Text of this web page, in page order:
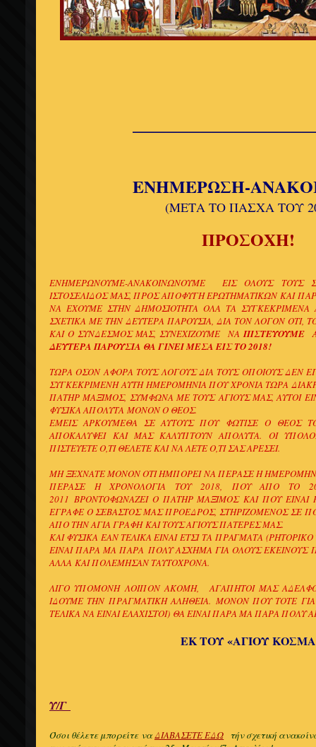
ΕΝΗΜΕΡΩΣΗ-
(ΜΕΤΑ ΤΟ ΠΑΣΧΑ ΤΟΥ
ΠΡΟΣΟΧΗ!
ΕΝΗΜΕΡΩΝΟΥΜΕ-ΑΝΑΚΟΙΝΩΝΟΥΜΕ ΕΙΣ ΟΛΟΥΣ ΤΟΥΣ
ΙΣΤΟΣΕΛΙΔΟΣ ΜΑΣ, ΠΡΟΣ ΑΠΟΦΥΓΗ ΕΡΩΤΗΜΑΤΙΚΩΝ ΚΑΙ
ΝΑ ΕΧΟΥΜΕ ΣΤΗΝ ΔΗΜΟΣΙΟΤΗΤΑ ΟΛΑ ΤΑ ΣΥΓΚΕΚΡΙΜΕΝΑ
ΣΧΕΤΙΚΑ ΜΕ ΤΗΝ ΔΕΥΤΕΡΑ ΠΑΡΟΥΣΙΑ, ΔΙΑ ΤΟΝ ΛΟΓΟΝ
ΚΑΙ Ο ΣΥΝΔΕΣΜΟΣ ΜΑΣ, ΣΥΝΕΧΙΖΟΥΜΕ ΝΑ ΠΙΣΤΕΥΟΥΜΕ
ΔΕΥΤΕΡΑ ΠΑΡΟΥΣΙΑ ΘΑ ΓΙΝΕΙ ΜΕΣΑ ΕΙΣ ΤΟ 2018!
ΤΩΡΑ ΟΣΟΝ ΑΦΟΡΑ ΤΟΥΣ ΛΟΓΟΥΣ ΔΙΑ ΤΟΥΣ ΟΠΟΙΟΥΣ ΔΕΝ
ΣΥΓΚΕΚΡΙΜΕΝΗ ΑΥΤΗ ΗΜΕΡΟΜΗΝΙΑ ΠΟΥ ΧΡΟΝΙΑ ΤΩΡΑ
ΠΑΤΗΡ ΜΑΞΙΜΟΣ, ΣΥΜΦΩΝΑ ΜΕ ΤΟΥΣ ΑΓΙΟΥΣ ΜΑΣ, ΑΥΤΟΙ
ΦΥΣΙΚΑ ΑΠΟΛΥΤΑ ΜΟΝΟΝ Ο ΘΕΟΣ.
ΕΜΕΙΣ ΑΡΚΟΥΜΕΘΑ ΣΕ ΑΥΤΟΥΣ ΠΟΥ ΦΩΤΙΣΕ Ο ΘΕΟΣ
ΑΠΟΚΑΛΥΨΕΙ ΚΑΙ ΜΑΣ ΚΑΛΥΠΤΟΥΝ ΑΠΟΛΥΤΑ. ΟΙ
ΠΙΣΤΕΥΕΤΕ Ο,ΤΙ ΘΕΛΕΤΕ ΚΑΙ ΝΑ ΛΕΤΕ Ο,ΤΙ ΣΑΣ ΑΡΕΣΕΙ.
ΜΗ ΞΕΧΝΑΤΕ ΜΟΝΟΝ ΟΤΙ ΗΜΠΟΡΕΙ ΝΑ ΠΕΡΑΣΕ Η
ΠΕΡΑΣΕ Η ΧΡΟΝΟΛΟΓΙΑ ΤΟΥ 2018, ΠΟΥ ΑΠΟ ΤΟ
2011 ΒΡΟΝΤΟΦΩΝΑΖΕΙ Ο ΠΑΤΗΡ ΜΑΞΙΜΟΣ ΚΑΙ ΠΟΥ
ΕΓΡΑΦΕ Ο ΣΕΒΑΣΤΟΣ ΜΑΣ ΠΡΟΕΔΡΟΣ, ΣΤΗΡΙΖΟΜΕΝΟΣ ΣΕ
ΑΠΟ ΤΗΝ ΑΓΙΑ ΓΡΑΦΗ ΚΑΙ ΤΟΥΣ ΑΓΙΟΥΣ ΠΑΤΕΡΕΣ ΜΑΣ.
ΚΑΙ ΦΥΣΙΚΑ ΕΑΝ ΤΕΛΙΚΑ ΕΙΝΑΙ ΕΤΣΙ ΤΑ ΠΡΑΓΜΑΤΑ
ΕΙΝΑΙ ΠΑΡΑ ΜΑ ΠΑΡΑ ΠΟΛΥ ΑΣΧΗΜΑ ΓΙΑ ΟΛΟΥΣ
ΑΛΛΑ ΚΑΙ ΠΟΛΕΜΗΣΑΝ ΤΑΥΤΟΧΡΟΝΑ.
ΛΙΓΟ ΥΠΟΜΟΝΗ ΛΟΙΠΟΝ ΑΚΟΜΗ, ΑΓΑΠΗΤΟΙ ΜΑΣ
ΙΔΟΥΜΕ ΤΗΝ ΠΡΑΓΜΑΤΙΚΗ ΑΛΗΘΕΙΑ. ΜΟΝΟΝ ΠΟΥ ΤΟΤΕ
ΤΕΛΙΚΑ ΝΑ ΕΙΝΑΙ ΕΛΑΧΙΣΤΟΙ) ΘΑ ΕΙΝΑΙ ΠΑΡΑ ΜΑ ΠΑΡΑ ΠΟΛΥ
ΕΚ ΤΟΥ «ΑΓΙΟΥ
Υ/Γ
Όσοι θέλετε μπορείτε ναΔΙΑΒΑΣΕΤΕ ΕΔΩ τήν σχετική